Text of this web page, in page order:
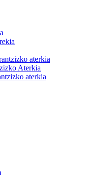
aterkia
Aterkia
aterkia